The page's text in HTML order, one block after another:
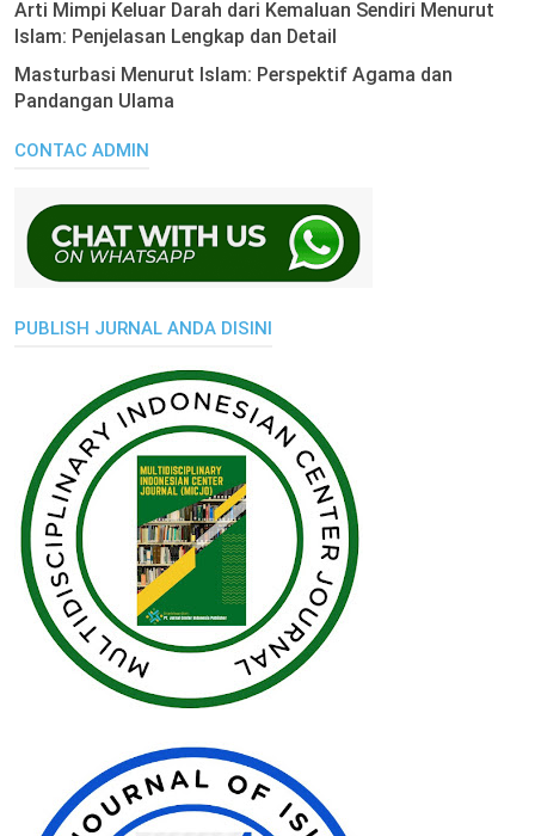
Arti Mimpi Keluar Darah dari Kemaluan Sendiri Menurut
Islam: Penjelasan Lengkap dan Detail
Masturbasi Menurut Islam: Perspektif Agama dan
Pandangan Ulama
CONTAC ADMIN
PUBLISH JURNAL ANDA DISINI